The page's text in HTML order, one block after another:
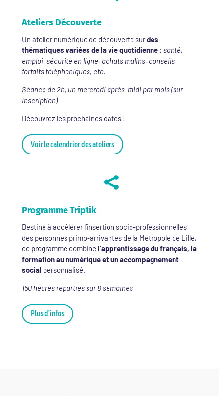
Ateliers Découverte
Un atelier numérique de découverte surdes
thématiques variées de la vie quotidienne: santé,
emploi, sécurité en ligne, achats malins, conseils
forfaits téléphoniques, etc.
Séance de 2h, un mercredi après-midi par mois (sur
inscription)
Découvrez les prochaines dates !
Voir le calendrier des ateliers

Programme Triptik
Destiné à accélérer l’insertion socio-professionnelles
des personnes primo-arrivantes de la Métropole de Lille,
ce programme combine l’apprentissage du français, la
formation au numérique et un accompagnement
social personnalisé.
150 heures réparties sur 8 semaines
Plus d'infos